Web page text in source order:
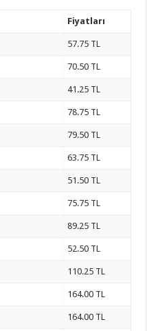
Fiyatları
57.75 TL
70.50 TL
41.25 TL
78.75 TL
79.50 TL
63.75 TL
51.50 TL
75.75 TL
89.25 TL
52.50 TL
110.25 TL
164.00 TL
164.00 TL